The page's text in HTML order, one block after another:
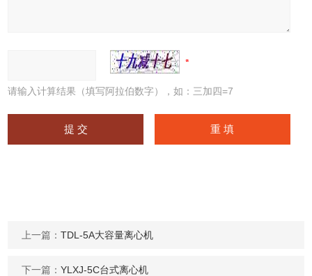
请输入计算结果（填写阿拉伯数字），如：三加四=7
上一篇：TDL-5A大容量离心机
下一篇：YLXJ-5C台式离心机